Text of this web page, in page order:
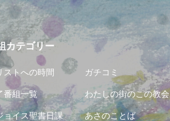
カテゴリー
ストへの時間 ガチコミ
番組一覧 わたしの街のこの教会
ョイス聖書日課 あさのことば